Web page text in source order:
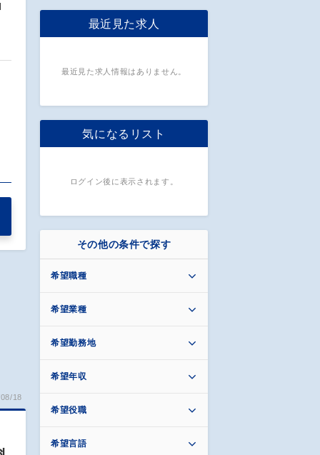
18
最近見た求人
最近見た求人情報はありません。
気になるリスト
ログイン後に表示されます。
その他の条件で探す
希望職種
希望業種
希望勤務地
希望年収
希望役職
希望言語